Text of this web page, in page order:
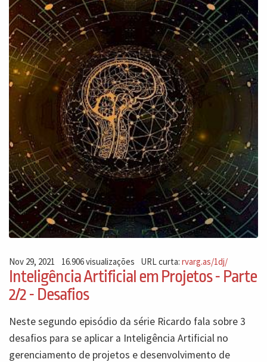
Nov 29, 2021 16.906 visualizações URL curta:rvarg.as/1dj/
Inteligência Artificial em Projetos - Parte
2/2 - Desafios
Neste segundo episódio da série Ricardo fala sobre 3
desafios para se aplicar a Inteligência Artificial no
gerenciamento de projetos e desenvolvimento de